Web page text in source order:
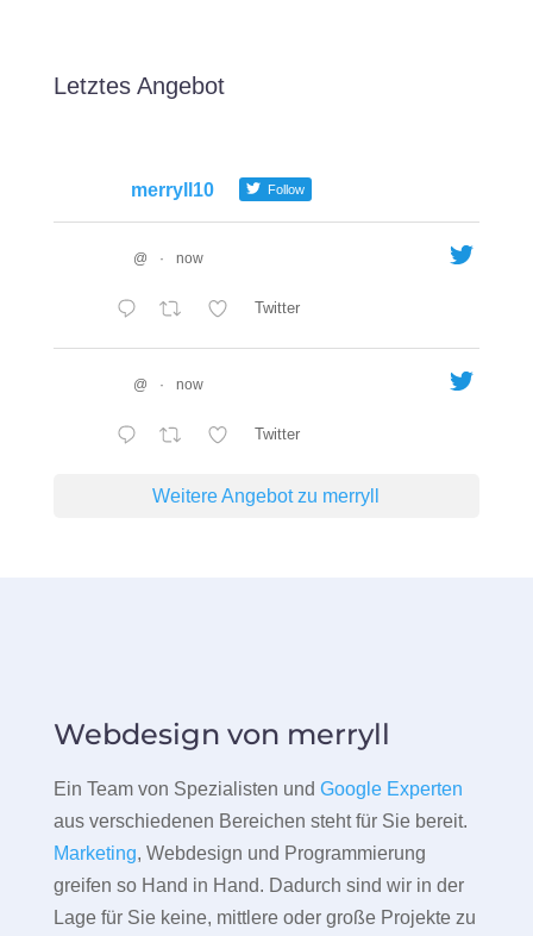
Letztes Angebot
merryll10 Follow
@ · now
Twitter
@ · now
Twitter
Weitere Angebot zu merryll
Webdesign von merryll
Ein Team von Spezialisten und Google Experten
aus verschiedenen Bereichen steht für Sie bereit.
Marketing, Webdesign und Programmierung
greifen so Hand in Hand. Dadurch sind wir in der
Lage für Sie keine, mittlere oder große Projekte zu